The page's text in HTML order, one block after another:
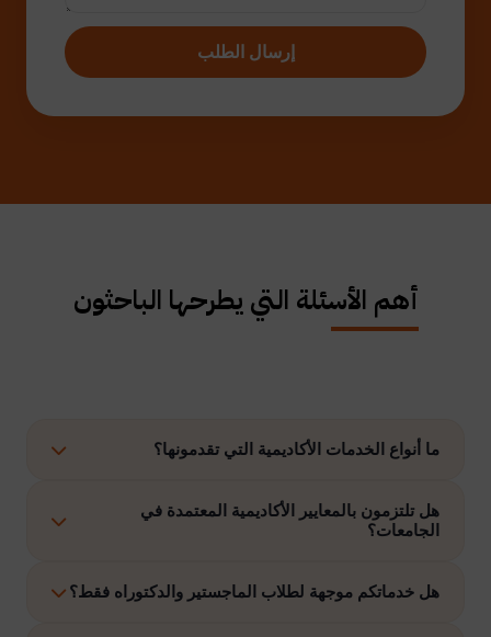
إرسال الطلب
أهم الأسئلة التي يطرحها الباحثون
ما أنواع الخدمات الأكاديمية التي تقدمونها؟
نوفر حلولًا متكاملة تشمل إعداد الرسائل العلمية، الاستشارات
الأكاديمية، التحليل الإحصائي، إعداد خطة البحث، نشر الأبحاث،
هل تلتزمون بالمعايير الأكاديمية المعتمدة في
الجامعات؟
نعم، نلتزم بتنفيذ جميع الأعمال وفق ضوابط الدراسات العليا
هل خدماتكم موجهة لطلاب الماجستير والدكتوراه فقط؟